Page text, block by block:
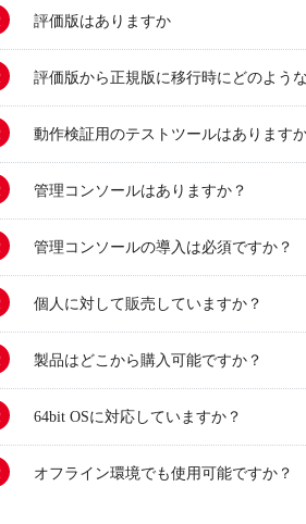
評価版はありますか
評価版から正規版に移行時にどのよう
動作検証用のテストツールはあります
管理コンソールはありますか？
管理コンソールの導入は必須ですか？
個人に対して販売していますか？
製品はどこから購入可能ですか？
64bit OSに対応していますか？
オフライン環境でも使用可能ですか？